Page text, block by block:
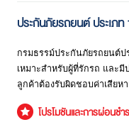
ประกันภัยรถยนต์ประเภท
สร้างความสับสนให้แก่หลาย
คุ้มครองและเงื่อนไขที่ระบุใ
ของเราเอง
ประกันภัยรถยนต์ ประเภ
กรมธรรม์ประกันภัยรถยนต์
เหมาะสำหรับผู้ที่รักรถ และ
ลูกค้าต้องรับผิดชอบค่าเสียห
โปรโมชันและการผ่อนชำ